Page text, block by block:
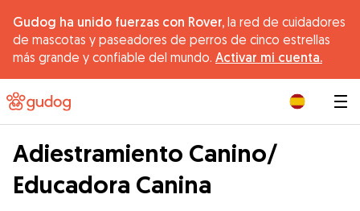
Gudog ha unido fuerzas con Rover, la red de cuidadores
de mascotas y paseadores de perros de cinco estrellas
más grande y confiable del mundo. Activar mi cuenta.
Adiestramiento Canino/
Educadora Canina